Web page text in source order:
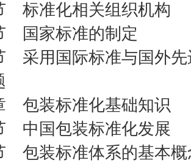
标准化相关组织机构
国家标准的制定
采用国际标准与国外先
包装标准化基础知识
中国包装标准化发展
包装标准体系的基本概